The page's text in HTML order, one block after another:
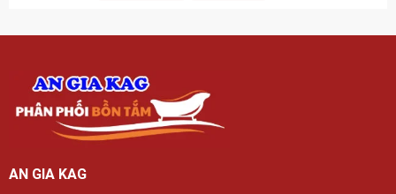
AN GIA KAG